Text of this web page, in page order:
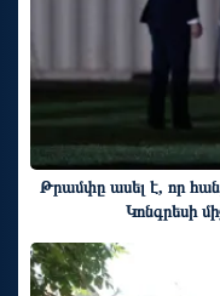
Թրամփը ասել է, որ
Կոնգրեսի